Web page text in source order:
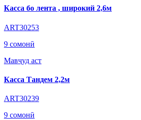
Касса бо лента , широкий 2,6м
ART30253
9 сомонӣ
Мавҷуд аст
Касса Тандем 2,2м
ART30239
9 сомонӣ